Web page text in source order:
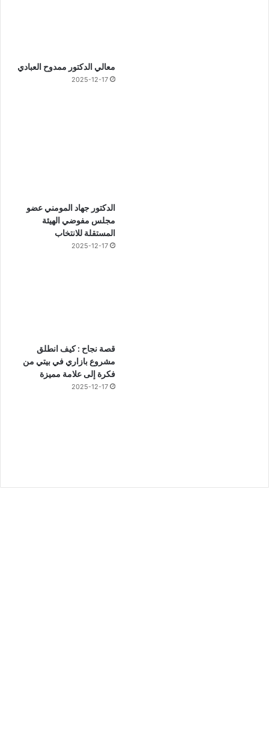
معالي الدكتور ممدوح العبادي
2025-12-17
الدكتور جهاد المومني عضو
مجلس مفوضي الهيئة
المستقلة للانتخاب
2025-12-17
قصة نجاح : كيف انطلق
مشروع بازاري في بيتي من
فكرة إلى علامة مميزة
2025-12-17